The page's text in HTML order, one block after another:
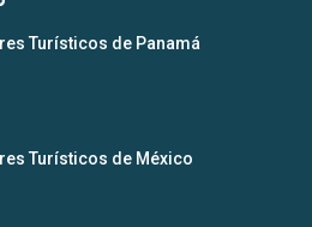
Turísticos de Panamá
Turísticos de México